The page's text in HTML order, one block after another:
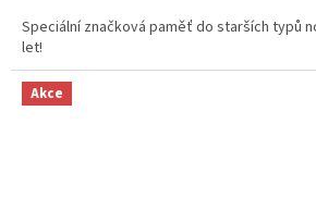
Speciální značková paměť do starších typů
let!
Akce